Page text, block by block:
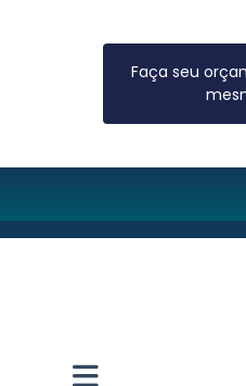
Faça seu